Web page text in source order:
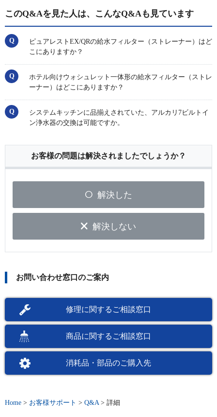
このQ&Aを見た人は、こんなQ&Aも見ています
ピュアレストEX/QRの給水フィルター（ストレーナー）はど
こにありますか？
ホテル向けウォシュレット一体形の給水フィルター（ストレ
ーナー）はどこにありますか？
システムキッチンに品揃えされていた、アルカリ7ビルトイ
ン浄水器の交換は可能ですか。
お客様の問題は解決されましたでしょうか？
解決した
解決しない
お問い合わせ窓口のご案内
修理に関するご相談窓口
商品に関するご相談窓口
消耗品・部品のご購入先
Home > お客様サポート > Q&A > 詳細